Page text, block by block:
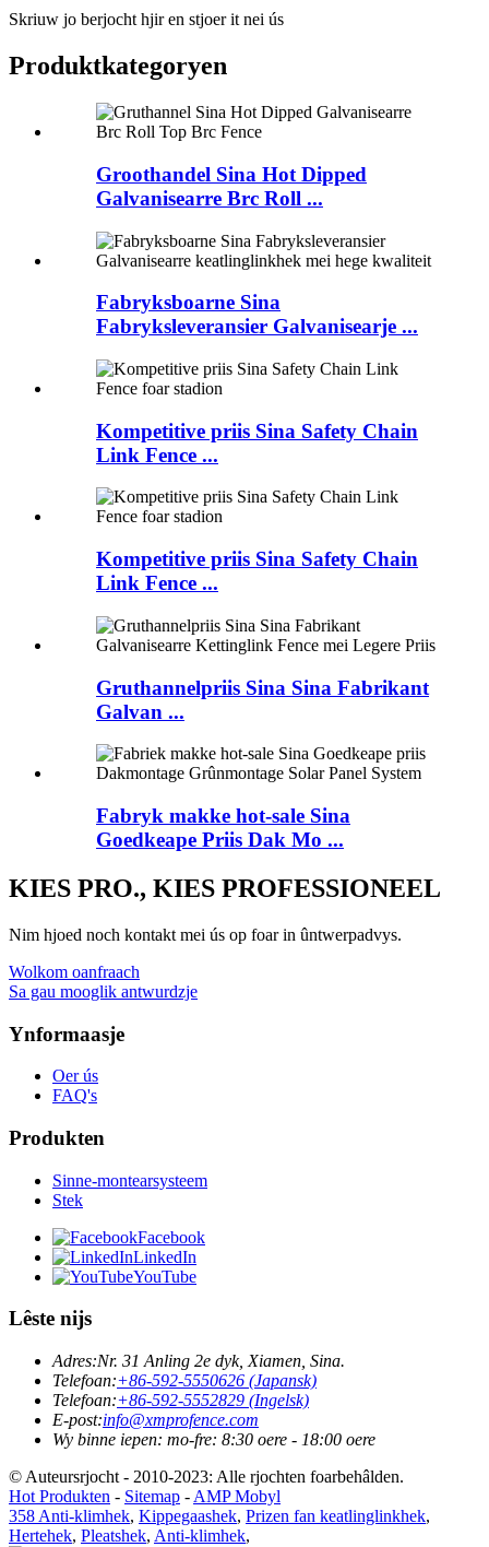
Skriuw jo berjocht hjir en stjoer it nei ús
Produktkategoryen
Groothandel Sina Hot Dipped
Galvanisearre Brc Roll ...
Fabryksboarne Sina
Fabryksleveransier Galvanisearje ...
Kompetitive priis Sina Safety Chain
Link Fence ...
Kompetitive priis Sina Safety Chain
Link Fence ...
Gruthannelpriis Sina Sina Fabrikant
Galvan ...
Fabryk makke hot-sale Sina
Goedkeape Priis Dak Mo ...
KIES PRO., KIES PROFESSIONEEL
Nim hjoed noch kontakt mei ús op foar in ûntwerpadvys.
Wolkom oanfraach
Sa gau mooglik antwurdzje
Ynformaasje
Oer ús
FAQ's
Produkten
Sinne-montearsysteem
Stek
Facebook
LinkedIn
YouTube
Lêste nijs
Adres:Nr. 31 Anling 2e dyk, Xiamen, Sina.
Telefoan:+86-592-5550626 (Japansk)
Telefoan:+86-592-5552829 (Ingelsk)
E-post:info@xmprofence.com
Wy binne iepen: mo-fre: 8:30 oere - 18:00 oere
© Auteursrjocht - 2010-2023: Alle rjochten foarbehâlden.
Hot Produkten - Sitemap - AMP Mobyl
358 Anti-klimhek, Kippegaashek, Prizen fan keatlinglinkhek,
Hertehek, Pleatshek, Anti-klimhek,